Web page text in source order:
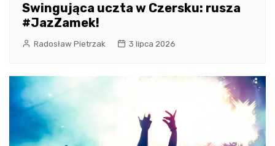
Swingująca uczta w Czersku: rusza
#JazZamek!
Radosław Pietrzak 3 lipca 2026